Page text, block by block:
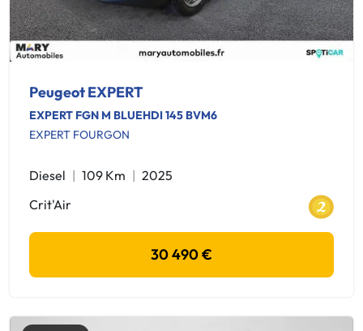
Peugeot EXPERT
EXPERT FGN M BLUEHDI 145 BVM6
EXPERT FOURGON
Diesel 109 Km
2025
Crit'Air
30 490 €